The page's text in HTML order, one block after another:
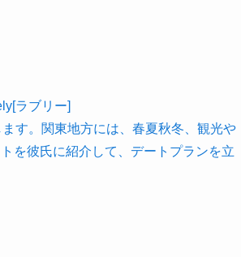
ラブリー]
す。関東地方には、春夏秋冬、観光や
を彼氏に紹介して、デートプランを立